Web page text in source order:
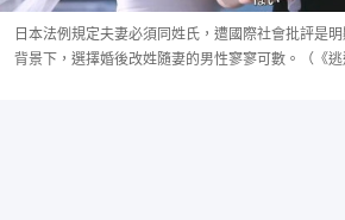
日本法例規定夫妻必須同姓氏，遭國際社會批評是
背景下，選擇婚後改姓隨妻的男性寥寥可數。（《逃